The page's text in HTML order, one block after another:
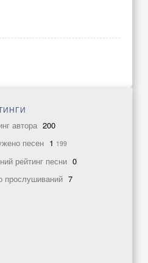
автора 200
песен 1 199
рейтинг песни 0
прослушиваний 7